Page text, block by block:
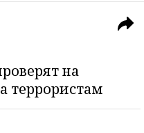
на
террористам